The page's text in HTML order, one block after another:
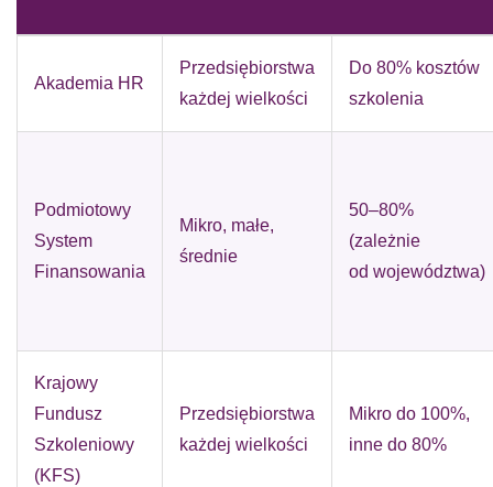
Akademia HR
Przedsiębiorstwa
każdej wielkości
Do 80% kosztów
szkolenia
Podmiotowy
System
Finansowania
Mikro, małe,
średnie
50–80%
(zależnie
od województwa)
Krajowy
Fundusz
Szkoleniowy
(KFS)
Przedsiębiorstwa
każdej wielkości
Mikro do 100%,
inne do 80%